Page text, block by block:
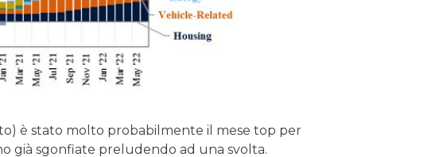
è stato molto probabilmente il mese top per
già sgonfiate preludendo ad una svolta.